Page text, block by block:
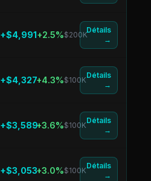
+$4,991+2.5%$200K
Détails
→
+$4,327+4.3%$100K
Détails
→
+$3,589+3.6%$100K
Détails
→
+$3,053+3.0%$100K
Détails
→